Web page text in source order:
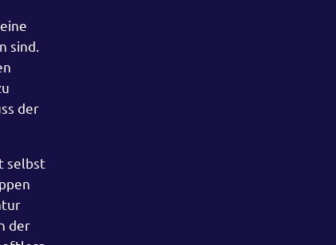
sind.
der
selbst
der